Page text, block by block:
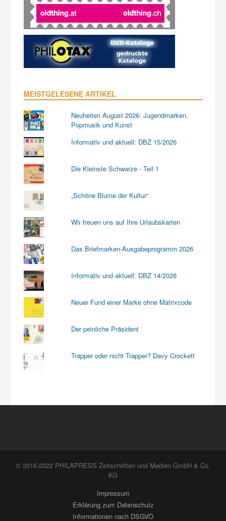
MEISTGELESENE ARTIKEL
Neuheiten August 2026: Jugendmarken,
Popmusik und Kunst
Informativ und aktuell: DBZ 15/2026
Die Kleinste Schwarze - Teil 1
„Schöne Blume der Kultur“
Wir freuen uns auf Ihre Urlaubskarten
Das Briefmarken-Ausgabeprogramm 2026
Informativ und aktuell: DBZ 14/2026
Neuer Fund einer Marke ohne Matrixcode
Der peinliche Präsident
Trapper oder nicht Trapper? Davy Crockett
© 2015-2022 PHILAPRESS Zeitschriften und Medien GmbH & Co.
KG
Impressum
Erklärung zum Datenschutz
Informationen nach DSGVO